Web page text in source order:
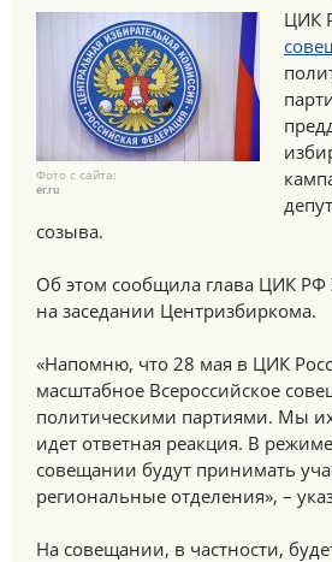
Фото с сайта:
er.ru
ЦИК
созыва.
Об этом сообщила глава ЦИК
на заседании Центризбиркома.
«Напомню, что 28 мая в ЦИК
масштабное Всероссийское
политическими партиями. Мы
идет ответная реакция. В
совещании будут принимать
региональные отделения», –
На совещании, в частности,